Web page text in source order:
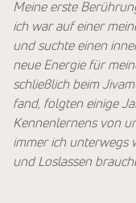
Meine erste
ich war auf einer
und suchte einen
neue Energie für
schließlich beim
fand, folgten einige
Kennenlernens von
immer ich unterwegs
und Loslassen